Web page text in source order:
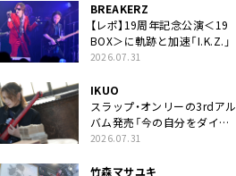
BREAKERZ
【レポ】19周年記念公演＜19
BOX＞に軌跡と加速「I.K.Z.」
2026.07.31
IKUO
スラップ・オンリーの3rdアル
バム発売「今の自分をダイレ
クトに」
2026.07.31
竹森マサユキ